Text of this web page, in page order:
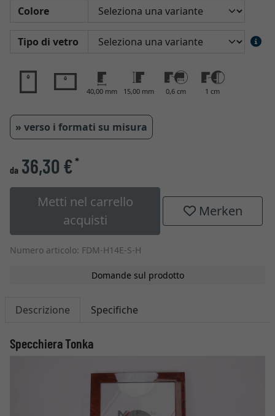
Colore
Tipo di vetro
40,00 mm 15,00 mm 0,6 cm 1 cm
» verso i formati su misura
da 36,30 €*
Metti nel carrello
acquisti
Merken
Numero articolo: FDM-H14E-S-H
Domande sul prodotto
Descrizione Specifiche
Specchiera Tonka